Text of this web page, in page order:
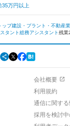
35万円以上
ップ建設・プラント・不動産
タント総務アシスタント残業
会社概要
利用規約
通信に関す
採用を検討